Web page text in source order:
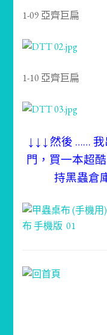
1-09 亞齊巨扁
1-10 亞齊巨扁
↓ ↓ ↓ 然後 ……
門，買一本超
持黑蟲倉